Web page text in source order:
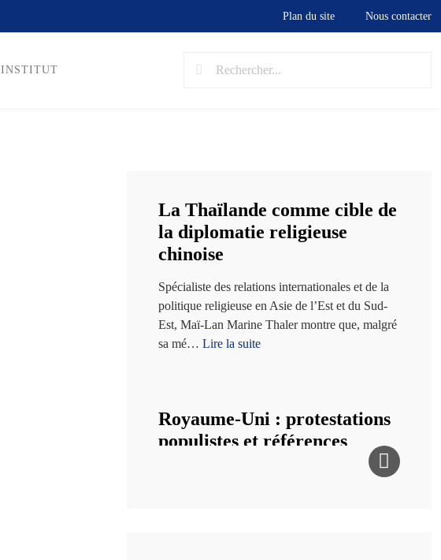
Plan du site Nous contacter
INSTITUT
La Thaïlande comme cible de
la diplomatie religieuse
chinoise
politique religieuse en Asie de l’Est et du Sud-
Est, Maï-Lan Marine Thaler montre que, malgré
sa mé… Lire la suite
Royaume-Uni : protestations
populistes et références